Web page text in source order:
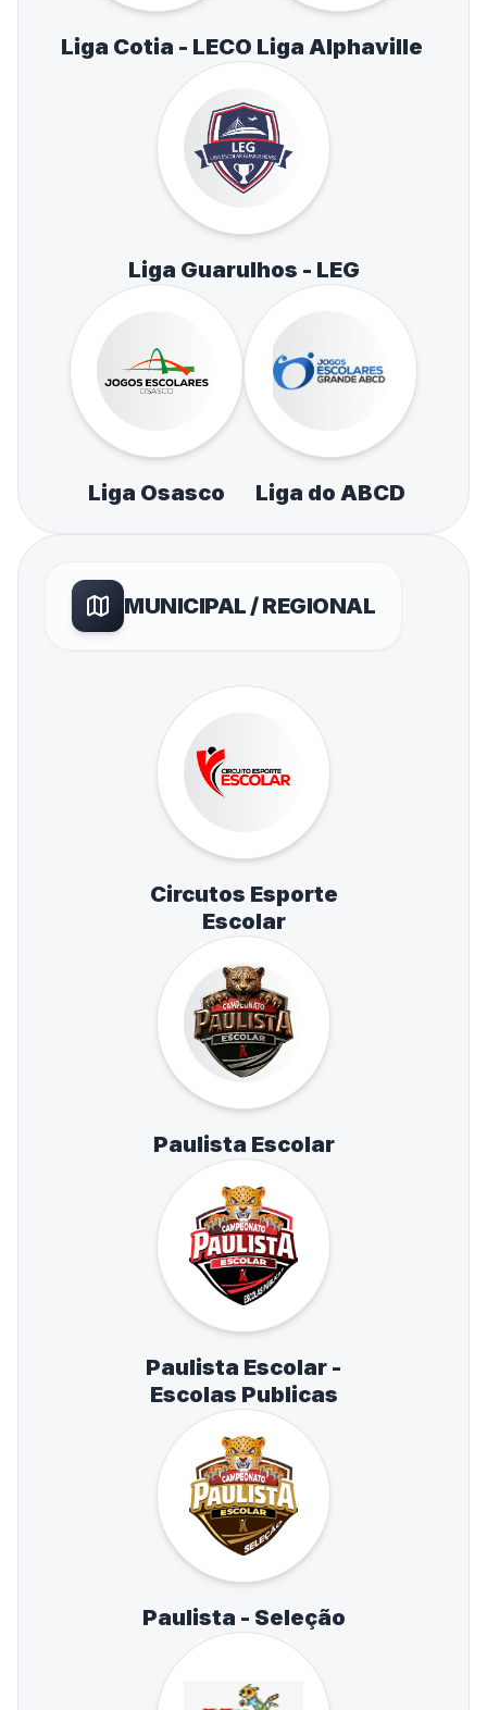
Liga Cotia - LECO Liga Alphaville
Liga Guarulhos - LEG
Liga Osasco Liga do ABCD
MUNICIPAL / REGIONAL
Circutos Esporte
Escolar
Paulista Escolar
Paulista Escolar -
Escolas Publicas
Paulista - Seleção